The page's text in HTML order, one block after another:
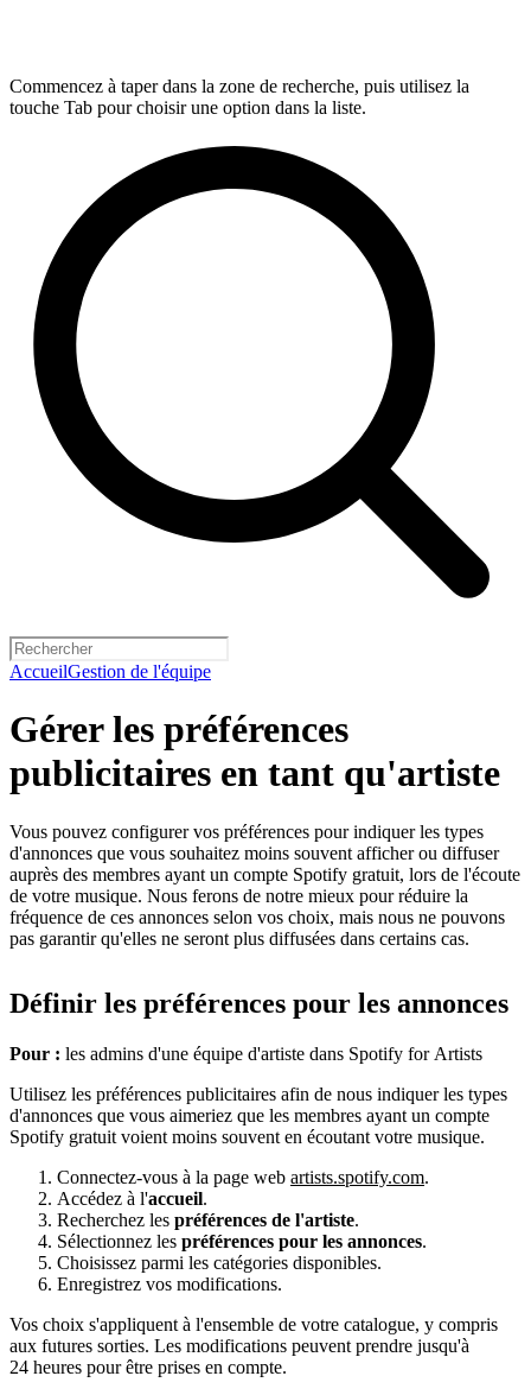
Commencez à taper dans la zone de recherche, puis utilisez la
touche Tab pour choisir une option dans la liste.
AccueilGestion de l'équipe
Gérer les préférences
publicitaires en tant qu'artiste
Vous pouvez configurer vos préférences pour indiquer les types
d'annonces que vous souhaitez moins souvent afficher ou diffuser
auprès des membres ayant un compte Spotify gratuit, lors de l'écoute
de votre musique. Nous ferons de notre mieux pour réduire la
fréquence de ces annonces selon vos choix, mais nous ne pouvons
pas garantir qu'elles ne seront plus diffusées dans certains cas.
Définir les préférences pour les annonces
Pour : les admins d'une équipe d'artiste dans Spotify for Artists
Utilisez les préférences publicitaires afin de nous indiquer les types
d'annonces que vous aimeriez que les membres ayant un compte
Spotify gratuit voient moins souvent en écoutant votre musique.
Connectez-vous à la page web artists.spotify.com.
Accédez à l'accueil.
Recherchez les préférences de l'artiste.
Sélectionnez les préférences pour les annonces.
Choisissez parmi les catégories disponibles.
Enregistrez vos modifications.
Vos choix s'appliquent à l'ensemble de votre catalogue, y compris
aux futures sorties. Les modifications peuvent prendre jusqu'à
24 heures pour être prises en compte.